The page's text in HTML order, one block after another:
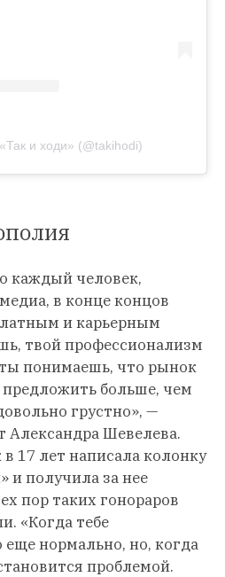
и ходи» (@takihodi)
каждый человек,
в конце концов
и карьерным
твой профессионализм
понимаешь, что рынок
предложить больше, чем
грустно», —
Александра Шевелева.
17 лет написала колонку
и получила за нее
пор таких гонораров
«Когда тебе
еще нормально, но, когда
проблемой.